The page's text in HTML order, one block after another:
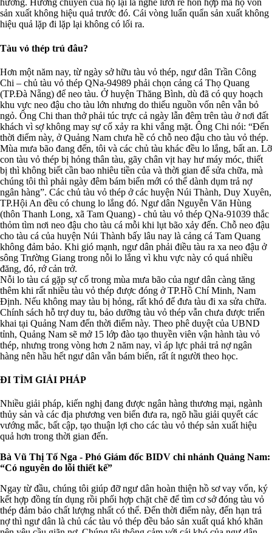
hướng. Hướng chuyển của họ lại là nghề lưới rê hỗn hợp mà họ vốn
sản xuất không hiệu quả trước đó. Cái vòng luẩn quẩn sản xuất không
hiệu quả lặp đi lặp lại không có lối ra.
Tàu vỏ thép trú đâu?
Hơn một năm nay, từ ngày sở hữu tàu vỏ thép, ngư dân Trần Công
Chi – chủ tàu vỏ thép QNa-94989 phải chọn cảng cá Thọ Quang
(TP.Đà Nẵng) để neo tàu. Ở huyện Thăng Bình, dù đã có quy hoạch
khu vực neo đậu cho tàu lớn nhưng do thiếu nguồn vốn nên vẫn bỏ
ngỏ. Ông Chi than thở phải túc trực cả ngày lẫn đêm trên tàu ở nơi đất
khách vì sợ không may sự cố xảy ra khi vắng mặt. Ông Chi nói: “Đến
thời điểm này, ở Quảng Nam chưa hề có chỗ neo đậu cho tàu vỏ thép.
Mùa mưa bão đang đến, tôi và các chủ tàu khác đều lo lắng, bất an. Lỡ
con tàu vỏ thép bị hỏng thân tàu, gãy chân vịt hay hư máy móc, thiết
bị thì không biết cần bao nhiêu tiền của và thời gian để sửa chữa, mà
chúng tôi thì phải ngày đêm bám biển mới có thể dành dụm trả nợ
ngân hàng”. Các chủ tàu vỏ thép ở các huyện Núi Thành, Duy Xuyên,
TP.Hội An đều có chung lo lắng đó. Ngư dân Nguyễn Văn Hùng
(thôn Thanh Long, xã Tam Quang) - chủ tàu vỏ thép QNa-91039 thắc
thỏm tìm nơi neo đậu cho tàu cá mỗi khi lụt bão xảy đến. Chỗ neo đậu
cho tàu cá của huyện Núi Thành bấy lâu nay là cảng cá Tam Quang
không đảm bảo. Khi gió mạnh, ngư dân phải điều tàu ra xa neo đậu ở
sông Trường Giang trong nỗi lo lắng vì khu vực này có quá nhiều
đăng, đó, rớ cản trở.
Nỗi lo tàu cá gặp sự cố trong mùa mưa bão của ngư dân càng tăng
thêm khi rất nhiều tàu vỏ thép được đóng ở TP.Hồ Chí Minh, Nam
Định. Nếu không may tàu bị hỏng, rất khó để đưa tàu đi xa sửa chữa.
Chính sách hỗ trợ duy tu, bảo dưỡng tàu vỏ thép vẫn chưa được triển
khai tại Quảng Nam đến thời điểm này. Theo phê duyệt của UBND
tỉnh, Quảng Nam sẽ mở 15 lớp đào tạo thuyền viên vận hành tàu vỏ
thép, nhưng trong vòng hơn 2 năm nay, vì áp lực phải trả nợ ngân
hàng nên hầu hết ngư dân vẫn bám biển, rất ít người theo học.
ĐI TÌM GIẢI PHÁP
Nhiều giải pháp, kiến nghị đang được ngân hàng thương mại, ngành
thủy sản và các địa phương ven biển đưa ra, ngõ hầu giải quyết các
vướng mắc, bất cập, tạo thuận lợi cho các tàu vỏ thép sản xuất hiệu
quả hơn trong thời gian đến.
Bà Vũ Thị Tố Nga - Phó Giám đốc BIDV chi nhánh Quảng Nam:
“Có nguyên do lỗi thiết kế”
Ngay từ đầu, chúng tôi giúp đỡ ngư dân hoàn thiện hồ sơ vay vốn, ký
kết hợp đồng tín dụng rồi phối hợp chặt chẽ để tìm cơ sở đóng tàu vỏ
thép đảm bảo chất lượng nhất có thể. Đến thời điểm này, đến hạn trả
nợ thì ngư dân là chủ các tàu vỏ thép đều bảo sản xuất quá khó khăn